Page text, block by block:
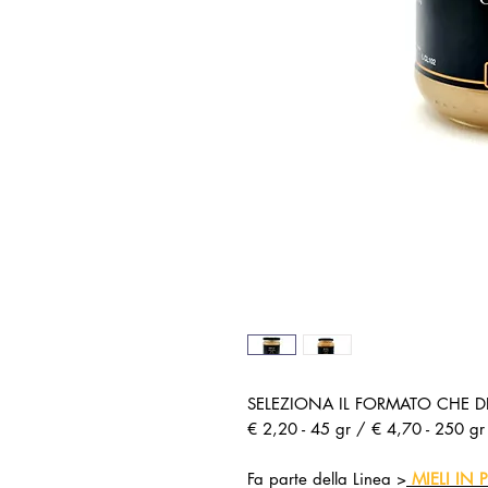
SELEZIONA IL FORMATO CHE
€ 2,20 - 45 gr / € 4,70 - 250
Fa parte della Linea > MIELI IN